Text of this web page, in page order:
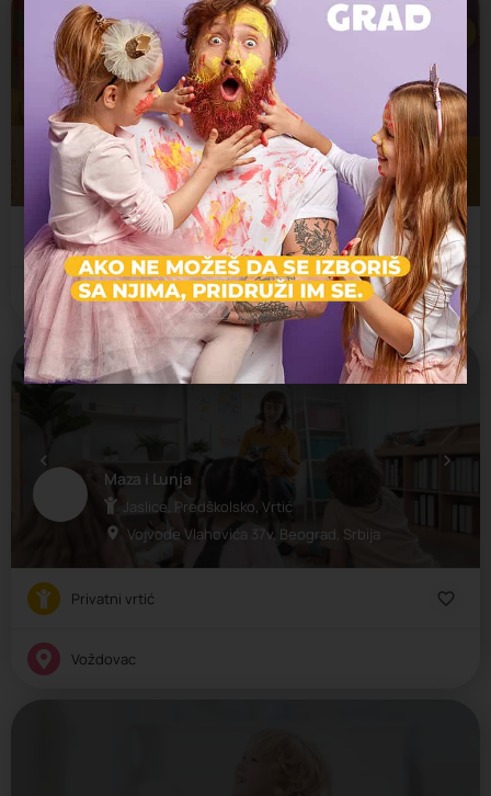
M&M Elefantino Medaković
Jaslice, Predškolsko, Vrtić
Чедомиља Митровића 22, Beograd, Srbija
Zatvoreno
Privatni vrtić
Voždovac
Maza i Lunja
Jaslice, Predškolsko, Vrtić
Vojvode Vlahovića 37v, Beograd, Srbija
Privatni vrtić
Voždovac